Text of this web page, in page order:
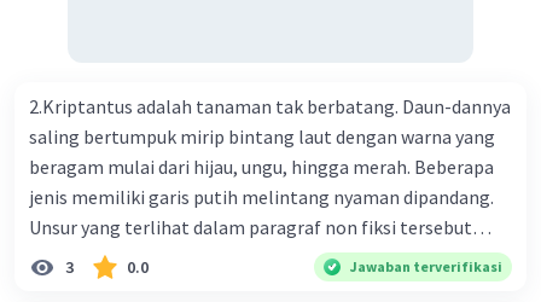
bersama sejumlah perusahaan biotek dan vaksin.
Beberapa waktu lalu, Kepala Laboratorium Identifikasi
Virus dari Institut Peter Doherty untuk Infeksi dan
kekebalan, Melbourne, Julian Druce, menyatakan mereka
mengembangkan virus Corona versi laboratorium dari
tubuh pasien yang terinfeksi untuk uji coba. Tanggapan
yang sesuai dengan berita tersebut adalah ... A.
2.Kriptantus adalah tanaman tak berbatang. Daun-dannya
saling bertumpuk mirip bintang laut dengan warna yang
beragam mulai dari hijau, ungu, hingga merah. Beberapa
jenis memiliki garis putih melintang nyaman dipandang.
Unsur yang terlihat dalam paragraf non fiksi tersebut
adalah... A. cara menyajikan isi buku B. bahasa yang
digunakan C. tokoh dan penokohan D. penyajian alur cerita
3 0.0 Jawaban terverifikasi